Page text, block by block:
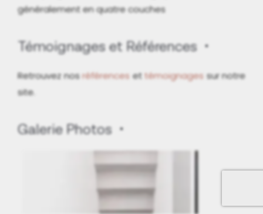
généralement en quatre couches
Témoignages et Références
Retrouvez nosréférencesettémoignagessur notre
site.
Galerie Photos